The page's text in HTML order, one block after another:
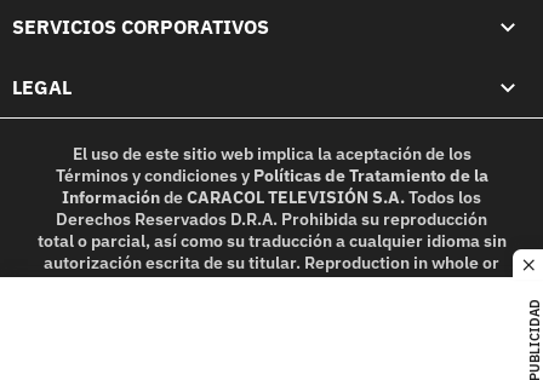
PUBLICIDAD
SERVICIOS CORPORATIVOS
LEGAL
El uso de este sitio web implica la aceptación de los
Términos y condicionesy Políticas de Tratamiento de la
InformacióndeCARACOL TELEVISIÓN S.A.Todos los
Derechos Reservados D.R.A. Prohibida su reproducción
total o parcial, así como su traducción a cualquier idioma sin
autorización escrita de su titular. Reproduction in whole or
in part, or translation without written permission is